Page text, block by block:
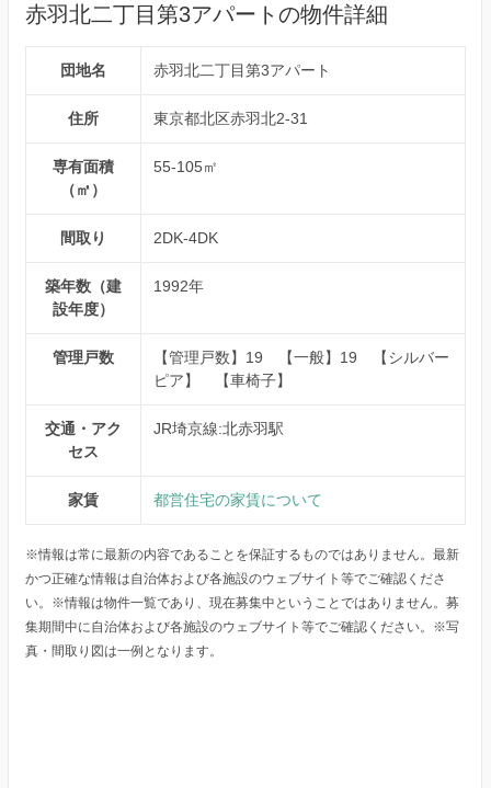
赤羽北二丁目第3アパートの物件詳細
団地名 赤羽北二丁目第3アパート
住所 東京都北区赤羽北2-31
専有面積
（㎡）
55-105㎡
間取り 2DK-4DK
築年数（建
設年度）
1992年
管理戸数
【管理戸数】19 【一般】19 【シルバー
ピア】 【車椅子】
交通・アク
セス
JR埼京線:北赤羽駅
家賃 都営住宅の家賃について
※情報は常に最新の内容であることを保証するものではありません。最新
かつ正確な情報は自治体および各施設のウェブサイト等でご確認くださ
い。※情報は物件一覧であり、現在募集中ということではありません。募
集期間中に自治体および各施設のウェブサイト等でご確認ください。※写
真・間取り図は一例となります。